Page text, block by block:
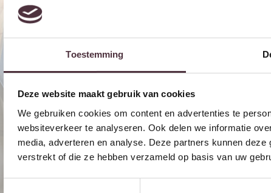
Toestemming
Deze website maakt gebruik van cookies
We gebruiken cookies om content en advertenties te
websiteverkeer te analyseren. Ook delen we informatie
media, adverteren en analyse. Deze partners kunnen
verstrekt of die ze hebben verzameld op basis van uw